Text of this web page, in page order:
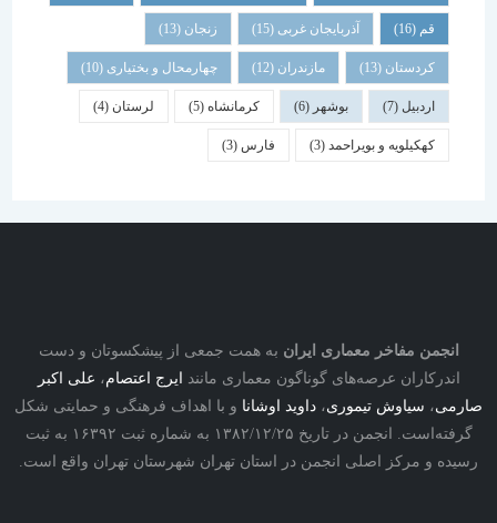
آذربایجان غربی(15) زنجان
کردستان(13) مازندران(12) چهارمحال و بختیاری (10)
بوشهر کرمانشاه(5) لرستان (4)
کهکیلویه و بویراحمد(3) فارس
مفاخر معماری ایرانبه همت جمعی از پیشکسوتان و دست
عرصه‌های گوناگون معماری مانندایرج اعتصام،علی اکبر
،سیاوش تیموری،داوید اوشاناو با اهداف فرهنگی و حمایتی شکل
گرفته‌است. انجمن در تاریخ ۱۳۸۲/۱۲/۲۵ به شماره ثبت ۱۶۳۹۲ به ثبت
و مرکز اصلی انجمن در استان تهران شهرستان تهران واقع است.